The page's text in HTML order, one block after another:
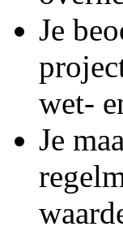
Je
wet-
Je